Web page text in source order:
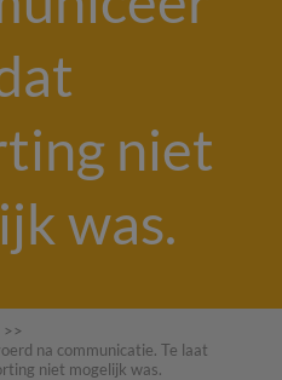
niet
was.
>>
na communicatie. Te laat
niet mogelijk was.